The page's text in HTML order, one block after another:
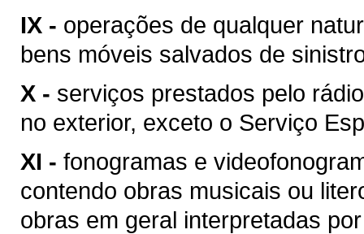
IX - operações de qualquer
bens móveis salvados de
X - serviços prestados pelo
no exterior, exceto o Serviço
XI - fonogramas e
contendo obras musicais ou
obras em geral interpretadas